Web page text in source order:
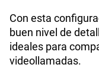
Lector de Huella
Con esta
buen nivel de
ideales para
videollamadas.